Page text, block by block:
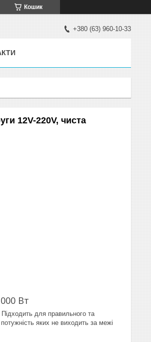
Кошик
+380 (63) 960-10-33
12V-220V, чиста
Вт
для правильного та
яких не виходить за межі